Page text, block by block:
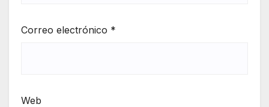
Correo electrónico *
Web